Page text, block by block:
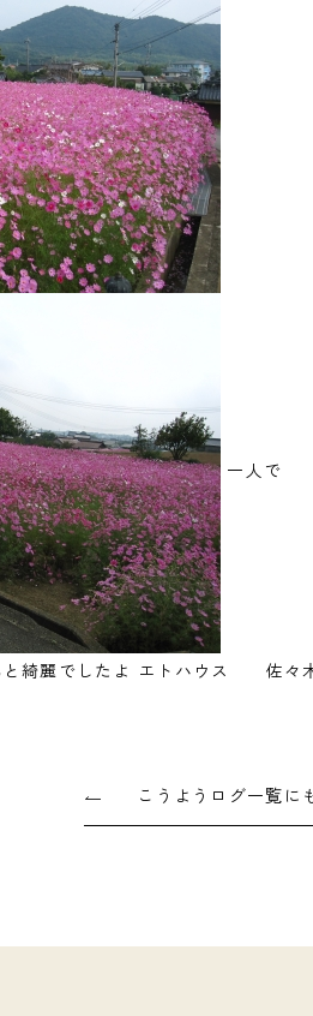
一人で
麗でしたよ エトハウス 佐々
こうようログ一覧に